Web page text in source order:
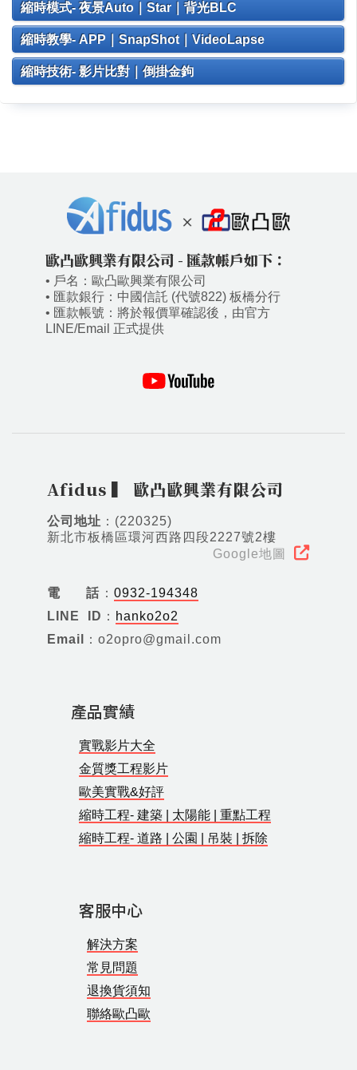
縮時模式- 夜景Auto｜Star｜背光BLC
縮時教學- APP｜SnapShot｜VideoLapse
縮時技術- 影片比對｜倒掛金鉤
歐凸歐興業有限公司 - 匯款帳戶如下：
• 戶名：歐凸歐興業有限公司
• 匯款銀行：中國信託 (代號822) 板橋分行
• 匯款帳號：將於報價單確認後，由官方
LINE/Email 正式提供
Afidus ▍ 歐凸歐興業有限公司
公司地址 ：(220325)
新北市板橋區環河西路四段2227號2樓
Google地圖
電話
： 0932-194348
LINE ID ： hanko2o2
Email
：o2opro@gmail.com
產品實績
實戰影片大全
金質獎工程影片
歐美實戰&好評
縮時工程- 建築 | 太陽能 | 重點工程
縮時工程- 道路 | 公園 | 吊裝 | 拆除
客服中心
解決方案
常見問題
退換貨須知
聯絡歐凸歐